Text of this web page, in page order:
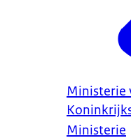
Ministerie
Ministerie